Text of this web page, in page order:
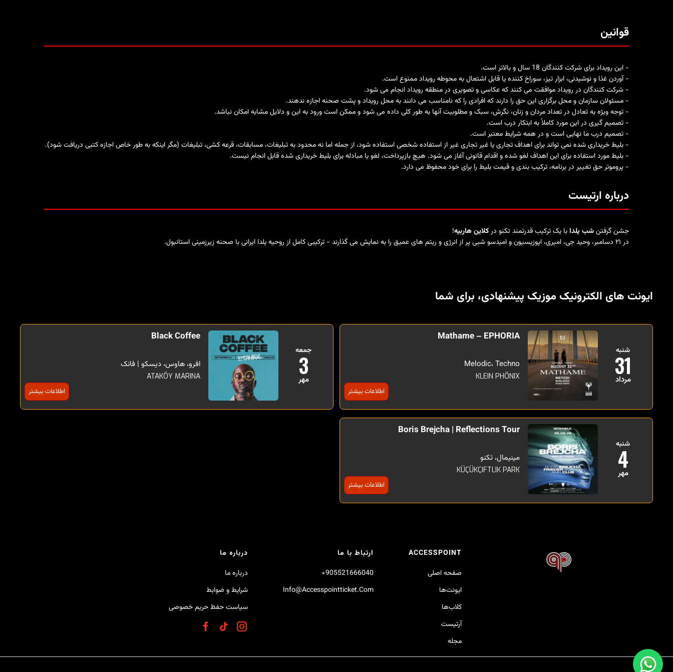
قوانین
- این رویداد برای شرکت کنندگان 18 سال و بالاتر است.
- آوردن غذا و نوشیدنی، ابزار تیز، سوراخ کننده یا قابل اشتعال به محوطه رویداد ممنوع است.
- شرکت کنندگان در رویداد موافقت می کنند که عکاسی و تصویری در منطقه رویداد انجام می شود.
- مسئولان سازمان و محل برگزاری این حق را دارند که افرادی را که نامناسب می دانند به محل رویداد و پشت صحنه اجازه ندهند.
- توجه ویژه به تعادل در تعداد مردان و زنان، نگرش، سبک و مطلوبیت آنها به طور کلی داده می شود و ممکن است ورود به این و دلایل مشابه امکان نباشد.
- تصمیم گیری در این مورد کاملاً به ابتکار درب است.
- تصمیم درب ما نهایی است و در همه شرایط معتبر است.
- بلیط خریداری شده نمی تواند برای اهداف تجاری یا غیر تجاری غیر از استفاده شخصی استفاده شود، از جمله اما نه محدود به تبلیغات، مسابقات، قرعه کشی، تبلیغات (مگر اینکه به طور خاص اجازه کتبی دریافت شود).
- بلیط مورد استفاده برای این اهداف لغو شده و اقدام قانونی آغاز می شود. هیچ بازپرداخت، لغو یا مبادله برای بلیط خریداری شده قابل انجام نیست.
- پروموتر حق تغییر در برنامه، ترکیب بندی و قیمت بلیط را برای خود محفوظ می دارد.
درباره ارتیست
جشن گرفتنشب یلدا با یک ترکیب قدرتمند تکنو درکلاین هاربیه!
در ۲۱ دسامبر، وحید جی، امیری، اپوزیسیون و امیدسو شبی پر از انرژی و ریتم های عمیق را به نمایش می گذارند - ترکیبی کامل از روحیه یلدا ایرانی با صحنه زیرزمینی استانبول.
ایونت های الکترونیک موزیک پیشنهادی، برای شما
شنبه
31
مرداد
Mathame – EPHORIA
Melodic، Techno
KLEIN PHÖNIX
اطلاعات بیشتر
جمعه
3
مهر
Black Coffee
افرو، هاوس، دیسکو | فانک
ATAKÖY MARINA
اطلاعات بیشتر
شنبه
4
مهر
Boris Brejcha | Reflections Tour
مینیمال، تکنو
KÜÇÜKÇIFTLIK PARK
اطلاعات بیشتر
ACCESSPOINT
صفحه اصلی
ایونت‌ها
کلاب‌ها
آرتیست
مجله
ارتباط با ما
905521666040+
Info@accesspointticket.com
درباره ما
درباره ما
شرایط و ضوابط
سیاست حفظ حریم خصوصی